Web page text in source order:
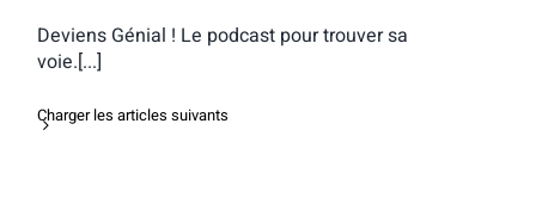
Deviens Génial ! Le podcast pour trouver sa
voie.[...]
Charger les articles suivants